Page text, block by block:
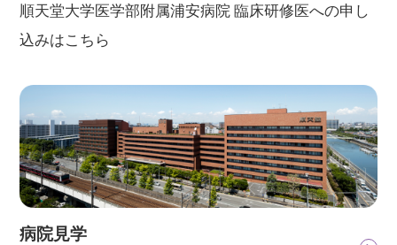
順天堂大学医学部附属浦安病院 臨床研修医への申し
込みはこちら
病院見学